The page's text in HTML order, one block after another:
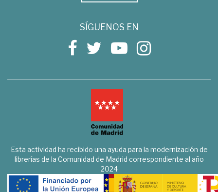
SÍGUENOS EN
Esta actividad ha recibido una ayuda para la modernización de
librerías de la Comunidad de Madrid correspondiente al año
2024